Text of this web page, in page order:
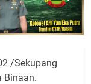
/Sekupang
Binaan.